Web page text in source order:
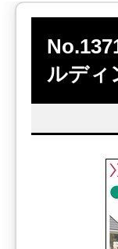
ルディ